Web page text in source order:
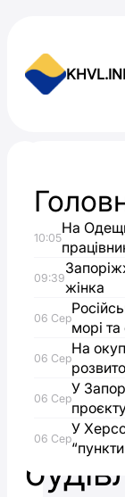
В
Одесі
10:05
На
09:39
жінка
06 Сер
морі
06 Сер
На
06 Сер
У
06 Сер
У